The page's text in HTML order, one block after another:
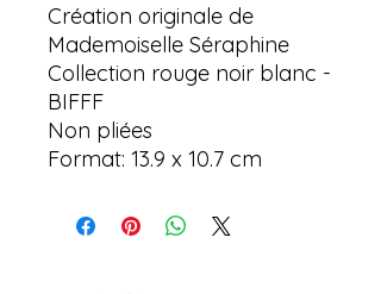
Création originale de
Mademoiselle Séraphine
Collection rouge noir blanc -
BIFFF
Non pliées
Format: 13.9 x 10.7 cm